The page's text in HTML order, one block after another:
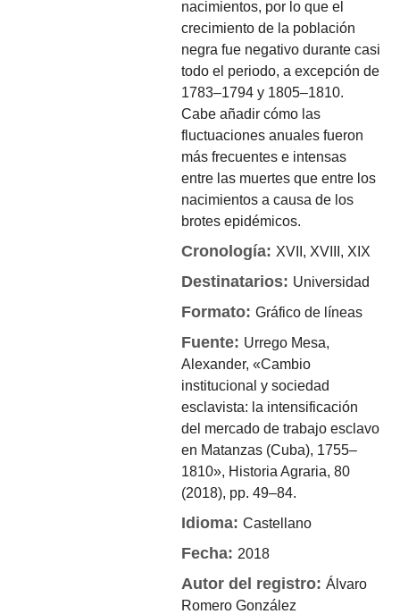
nacimientos, por lo que el
crecimiento de la población
negra fue negativo durante casi
todo el periodo, a excepción de
1783–1794 y 1805–1810.
Cabe añadir cómo las
fluctuaciones anuales fueron
más frecuentes e intensas
entre las muertes que entre los
nacimientos a causa de los
brotes epidémicos.
Cronología:XVII, XVIII, XIX
Destinatarios: Universidad
Formato:Gráfico de líneas
Fuente: Urrego Mesa,
Alexander, «Cambio
institucional y sociedad
esclavista: la intensificación
del mercado de trabajo esclavo
en Matanzas (Cuba), 1755–
1810», Historia Agraria, 80
(2018), pp. 49–84.
Idioma:Castellano
Fecha:2018
Autor del registro:Álvaro
Romero González